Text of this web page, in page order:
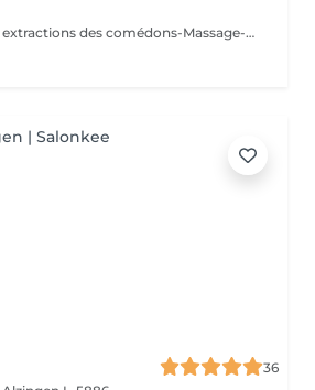
Gommage-Vapeur et extractions des comédons-Massage-Masque
36